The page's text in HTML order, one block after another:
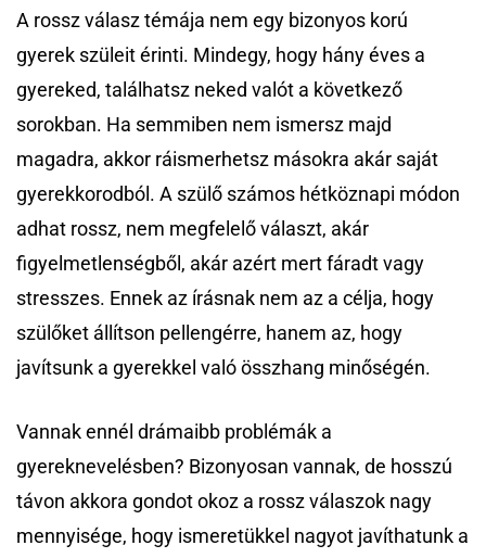
A rossz válasz témája nem egy bizonyos korú
gyerek szüleit érinti. Mindegy, hogy hány éves a
gyereked, találhatsz neked valót a következő
sorokban. Ha semmiben nem ismersz majd
magadra, akkor ráismerhetsz másokra akár saját
gyerekkorodból. A szülő számos hétköznapi módon
adhat rossz, nem megfelelő választ, akár
figyelmetlenségből, akár azért mert fáradt vagy
stresszes. Ennek az írásnak nem az a célja, hogy
szülőket állítson pellengérre, hanem az, hogy
javítsunk a gyerekkel való összhang minőségén.
Vannak ennél drámaibb problémák a
gyereknevelésben? Bizonyosan vannak, de hosszú
távon akkora gondot okoz a rossz válaszok nagy
mennyisége, hogy ismeretükkel nagyot javíthatunk a